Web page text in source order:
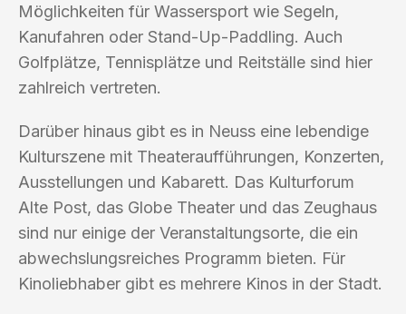
Möglichkeiten für Wassersport wie Segeln,
Kanufahren oder Stand-Up-Paddling. Auch
Golfplätze, Tennisplätze und Reitställe sind hier
zahlreich vertreten.
Darüber hinaus gibt es in Neuss eine lebendige
Kulturszene mit Theateraufführungen, Konzerten,
Ausstellungen und Kabarett. Das Kulturforum
Alte Post, das Globe Theater und das Zeughaus
sind nur einige der Veranstaltungsorte, die ein
abwechslungsreiches Programm bieten. Für
Kinoliebhaber gibt es mehrere Kinos in der Stadt.